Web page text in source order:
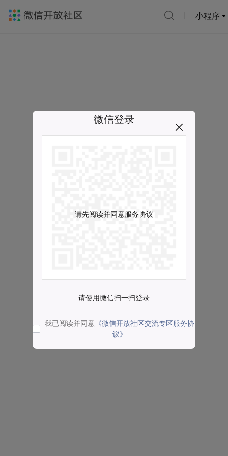
小程序
微信登录
请先阅读并同意服务协议
请使用微信扫一扫登录
我已阅读并同意 《微信开放社区交流专区服务协
议》